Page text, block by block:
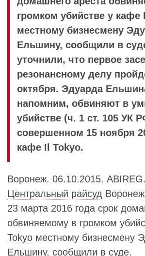
громком убийстве у кафе
местному бизнесмену
Ельшину, сообщили в
уточнили, что первое
резонансному делу
октября. Эдуарда
напомним, обвиняют в
убийстве (ч. 1 ст. 105 УК
совершенном 15 ноября
кафе Il Tokyo.
Воронеж. 06.10.2015.
Центральный райсуд
23 марта 2016 года срок
обвиняемому в громком
Tokyo местному бизнесмену
Ельшину, сообщили в суде.